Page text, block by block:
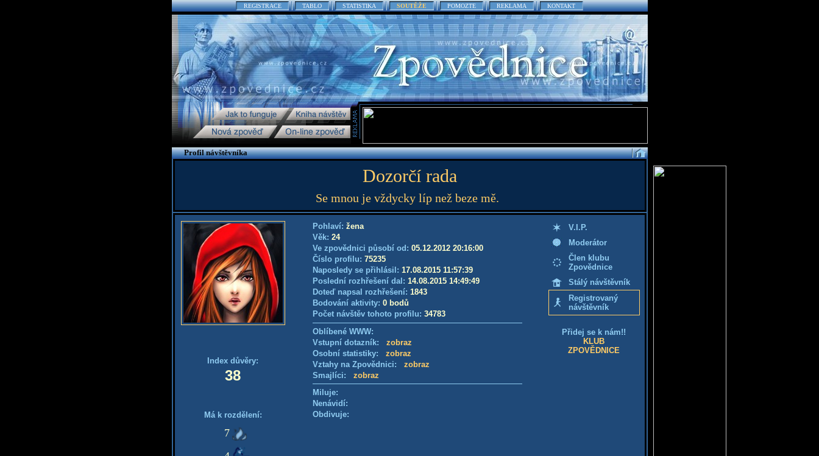
REGISTRACE TABLO STATISTIKA SOUTĚŽE POMOZTE REKLAMA KONTAKT
Profil návštěvníka
Dozorčí rada
Se mnou je vždycky líp než beze mě.
Index důvěry:
38
Má k rozdělení:
7
Pohlaví: žena
Věk: 24
Ve zpovědnici působí od: 05.12.2012 20:16:00
Číslo profilu: 75235
Naposledy se přihlásil: 17.08.2015 11:57:39
Poslední rozhřešení dal: 14.08.2015 14:49:49
Doteď napsal rozhřešení: 1843
Bodování aktivity: 0 bodů
Počet návštěv tohoto profilu: 34783
Oblíbené WWW:
Vstupní dotazník: zobraz
Osobní statistiky: zobraz
Vztahy na Zpovědnici: zobraz
Smajlíci: zobraz
Miluje:
Nenávidí:
Obdivuje:
V.I.P.
Moderátor
Člen klubu
Zpovědnice
Stálý návštěvník
Registrovaný
návštěvník
Přidej se k nám!!
KLUB
ZPOVĚDNICE